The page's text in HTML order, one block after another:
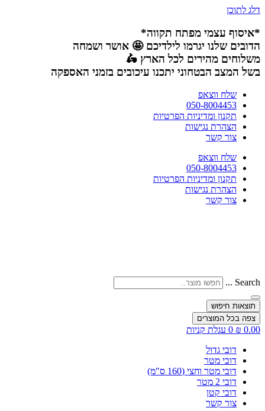
דלג לתוכן
*איסוף עצמי מפתח תקווה*
הדובים שלנו יגרמו לילדיכם 🤩 אושר ושמחה
משלוחים מהירים לכל הארץ 🛵
בשל המצב הבטחוני יתכנו עיכובים בזמני האספקה
שלח ווצאפ
050-8004453
תקנון ומדיניות הפרטיות
הצהרת נגישות
צור קשר
שלח ווצאפ
050-8004453
תקנון ומדיניות הפרטיות
הצהרת נגישות
צור קשר
Search ...
תוצאות חיפוש
צפה בכל המוצרים
₪ 0.00
0 עגלת קניות
דובי גדול
דובי מטר
דובי מטר וחצי (160 ס"מ)
דובי 2 מטר
דובי קטן
צור קשר